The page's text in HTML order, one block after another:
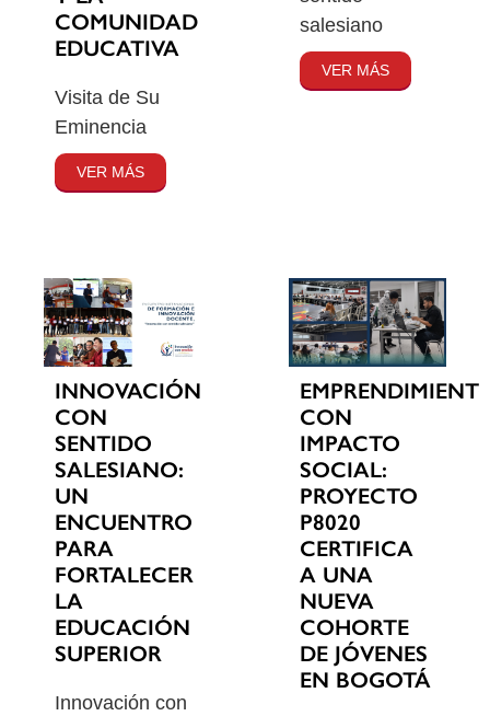
COMUNIDAD
EDUCATIVA
Visita de Su
Eminencia
VER MÁS
salesiano
VER MÁS
INNOVACIÓN
CON
SENTIDO
SALESIANO:
UN
ENCUENTRO
PARA
FORTALECER
LA
EDUCACIÓN
SUPERIOR
Innovación con
CON
IMPACTO
SOCIAL:
PROYECTO
P8020
CERTIFICA
A UNA
NUEVA
COHORTE
DE JÓVENES
EN BOGOTÁ